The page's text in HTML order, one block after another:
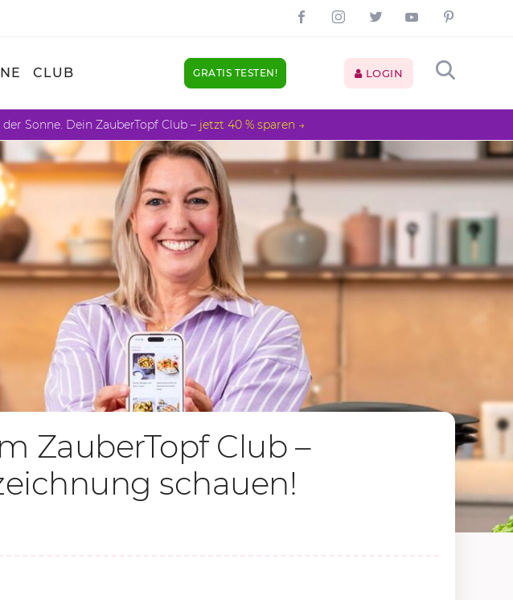
CLUB GRATIS TESTEN! LOGIN
Sonne. Dein ZauberTopf Club – jetzt 40 % sparen →
ZauberTopf Club –
schauen!